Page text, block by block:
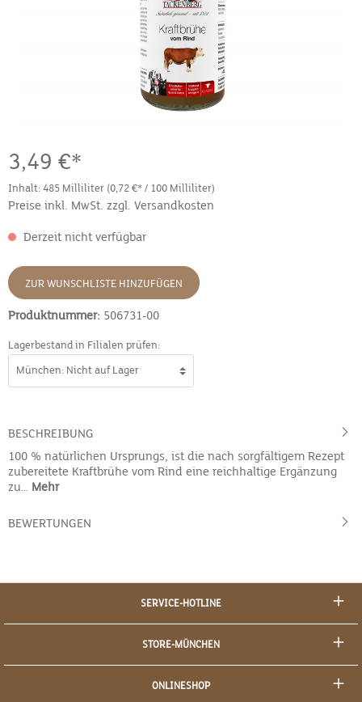
3,49 €*
Inhalt: 485 Milliliter (0,72 €* / 100 Milliliter)
Preise inkl. MwSt. zzgl. Versandkosten
Derzeit nicht verfügbar
ZUR WUNSCHLISTE HINZUFÜGEN
Produktnummer: 506731-00
Lagerbestand in Filialen prüfen:
BESCHREIBUNG
100 % natürlichen Ursprungs, ist die nach sorgfältigem Rezept
zubereitete Kraftbrühe vom Rind eine reichhaltige Ergänzung
zu… Mehr
BEWERTUNGEN
SERVICE-HOTLINE
STORE-MÜNCHEN
ONLINESHOP